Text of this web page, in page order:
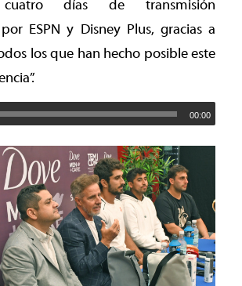
cuatro días de transmisión
ESPN y Disney Plus, gracias a
los que han hecho posible este
00:00